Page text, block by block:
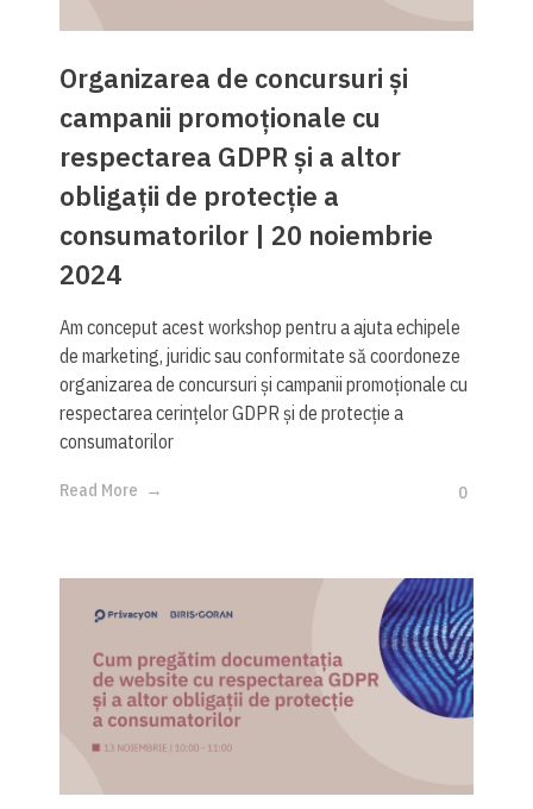
Organizarea de concursuri și
campanii promoționale cu
respectarea GDPR și a altor
obligații de protecție a
consumatorilor | 20 noiembrie
2024
Am conceput acest workshop pentru a ajuta echipele
de marketing, juridic sau conformitate să coordoneze
organizarea de concursuri și campanii promoționale cu
respectarea cerințelor GDPR și de protecție a
consumatorilor
Read More 0